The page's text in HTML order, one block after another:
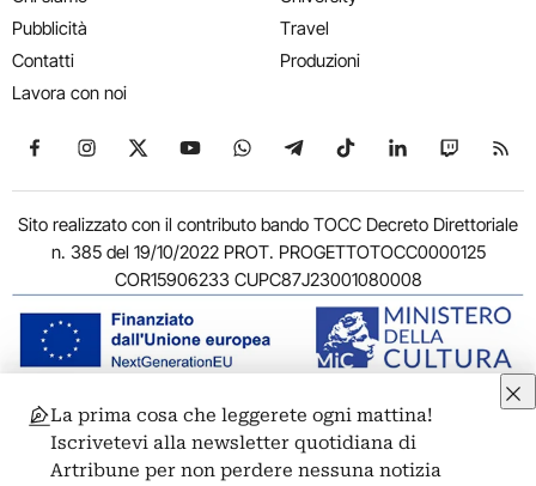
Pubblicità
Contatti
Lavora con noi
Travel
Produzioni
Seguici su Facebook
Seguici su Instagram
Seguici su X
Seguici su YouTube
Seguici su WhatsApp
Seguici su Telegram
Seguici su TikTok
Seguici su
Seguici
Sito realizzato con il contributo bando TOCC Decreto Direttoriale
n. 385 del 19/10/2022 PROT. PROGETTOTOCC0000125
COR15906233 CUPC87J23001080008
© 2011-2026 ARTRIBUNE srl – Corso Vittorio Emanuele II, 287 –
00186 Roma - P.I. 11381581005
Privacy: Responsabile della protezione dei dati personali
La prima cosa che leggerete ogni mattina!
Iscrivetevi alla newsletter quotidiana di
Artribune per non perdere nessuna notizia